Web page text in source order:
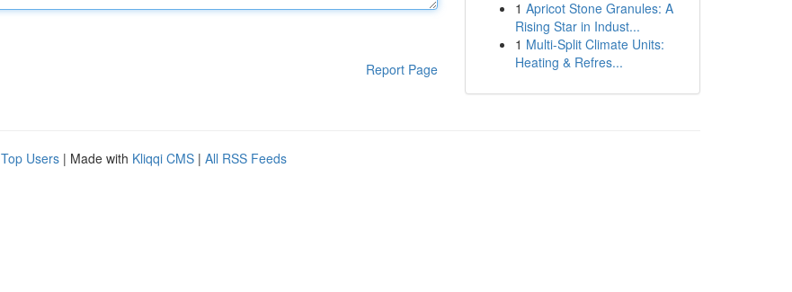
Report Page
1 Apricot Stone Granules: A
Rising Star in Indust...
1 Multi-Split Climate Units:
Heating & Refres...
Top Users | Made with Kliqqi CMS | All RSS Feeds